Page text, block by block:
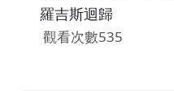
羅吉斯迴歸
觀看次數535